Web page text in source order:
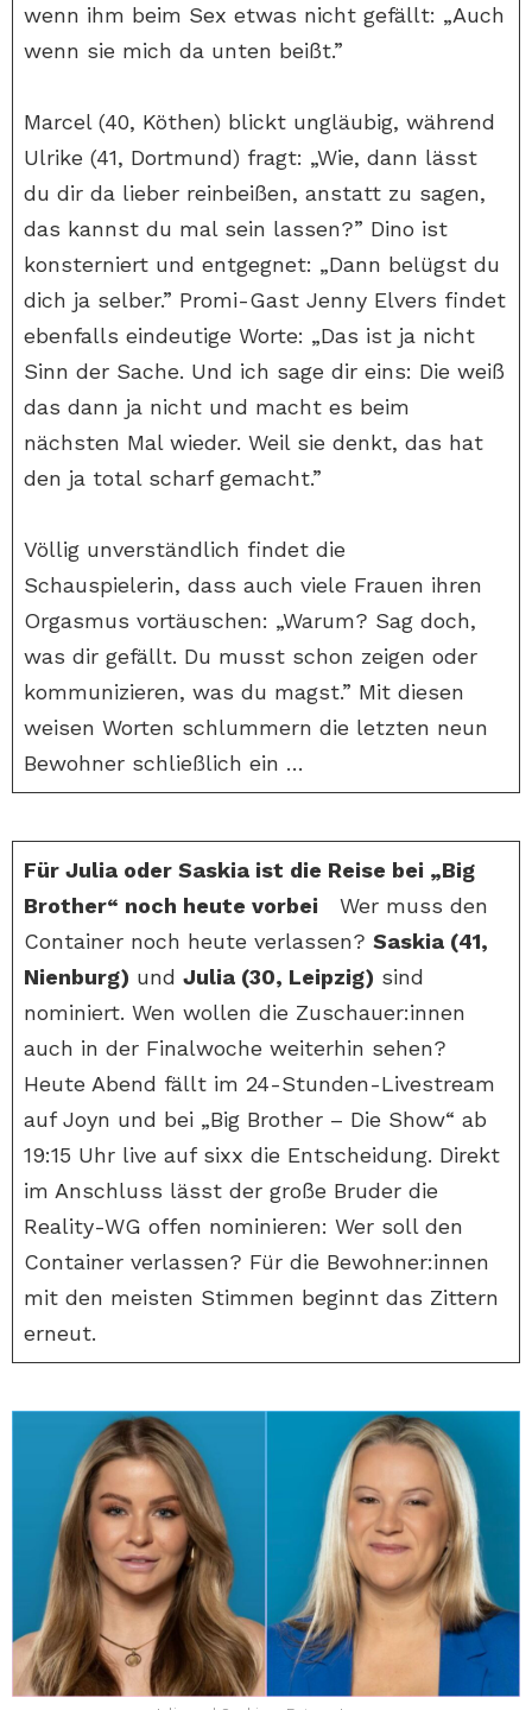
wenn ihm beim Sex etwas nicht gefällt: „Auch
wenn sie mich da unten beißt.”
Marcel (40, Köthen) blickt ungläubig, während
Ulrike (41, Dortmund) fragt: „Wie, dann lässt
du dir da lieber reinbeißen, anstatt zu sagen,
das kannst du mal sein lassen?” Dino ist
konsterniert und entgegnet: „Dann belügst du
dich ja selber.” Promi-Gast Jenny Elvers findet
ebenfalls eindeutige Worte: „Das ist ja nicht
Sinn der Sache. Und ich sage dir eins: Die weiß
das dann ja nicht und macht es beim
nächsten Mal wieder. Weil sie denkt, das hat
den ja total scharf gemacht.”
Völlig unverständlich findet die
Schauspielerin, dass auch viele Frauen ihren
Orgasmus vortäuschen: „Warum? Sag doch,
was dir gefällt. Du musst schon zeigen oder
kommunizieren, was du magst.” Mit diesen
weisen Worten schlummern die letzten neun
Bewohner schließlich ein …
Für Julia oder Saskia ist die Reise bei „Big
Brother“ noch heute vorbei Wer muss den
Container noch heute verlassen? Saskia (41,
Nienburg) und Julia (30, Leipzig) sind
nominiert. Wen wollen die Zuschauer:innen
auch in der Finalwoche weiterhin sehen?
Heute Abend fällt im 24-Stunden-Livestream
auf Joyn und bei „Big Brother – Die Show“ ab
19:15 Uhr live auf sixx die Entscheidung. Direkt
im Anschluss lässt der große Bruder die
Reality-WG offen nominieren: Wer soll den
Container verlassen? Für die Bewohner:innen
mit den meisten Stimmen beginnt das Zittern
erneut.